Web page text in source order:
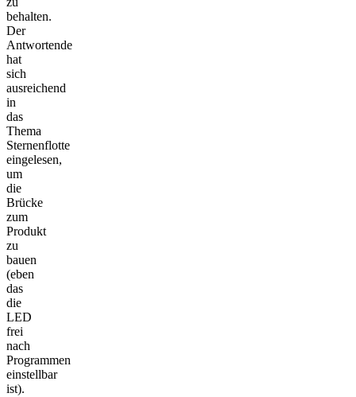
behalten.
Der
Antwortende
hat
sich
ausreichend
in
das
Thema
Sternenflotte
eingelesen,
um
die
Brücke
zum
Produkt
zu
bauen
(eben
das
die
LED
frei
nach
Programmen
einstellbar
ist).